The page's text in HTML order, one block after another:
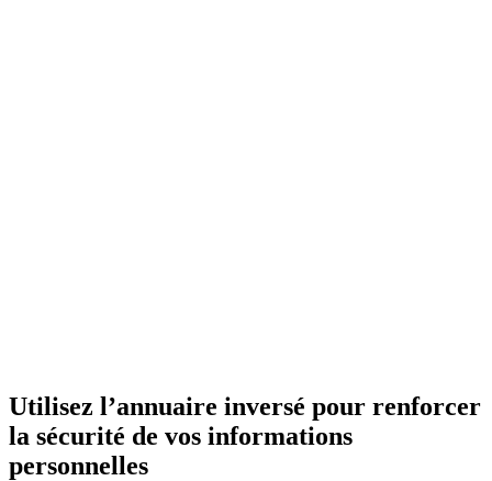
Utilisez l’annuaire inversé pour renforcer
la sécurité de vos informations
personnelles